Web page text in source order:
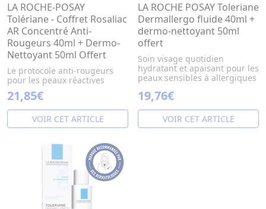
LA ROCHE-POSAY
Tolériane - Coffret Rosaliac
AR Concentré Anti-
Rougeurs 40ml + Dermo-
Nettoyant 50ml Offert
Le protocole anti-rougeurs
pour les peaux réactives
21,85€
VOIR CET ARTICLE
LA ROCHE POSAY Toleriane
Dermallergo fluide 40ml +
dermo-nettoyant 50ml
offert
Soin visage quotidien
hydratant et apaisant pour les
peaux sensibles à allergiques
19,76€
VOIR CET ARTICLE